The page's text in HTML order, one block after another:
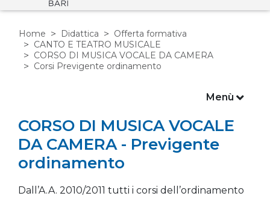
Home Didattica
Offerta formativa
CANTO E TEATRO MUSICALE
CORSO DI MUSICA VOCALE DA CAMERA
Corsi Previgente ordinamento
CORSO DI MUSICA VOCALE
DA CAMERA - Previgente
ordinamento
Dall’A.A. 2010/2011 tutti i corsi dell’ordinamento
Menù